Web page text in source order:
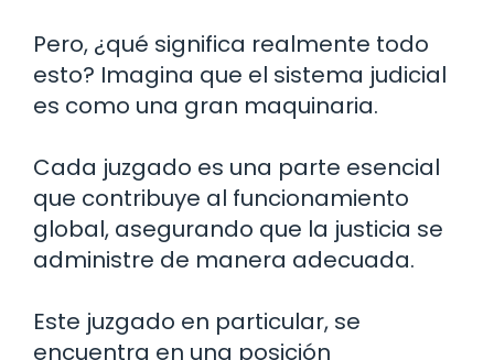
Pero, ¿qué significa realmente todo
esto? Imagina que el sistema judicial
es como una gran maquinaria.
Cada juzgado es una parte esencial
que contribuye al funcionamiento
global, asegurando que la justicia se
administre de manera adecuada.
Este juzgado en particular, se
encuentra en una posición